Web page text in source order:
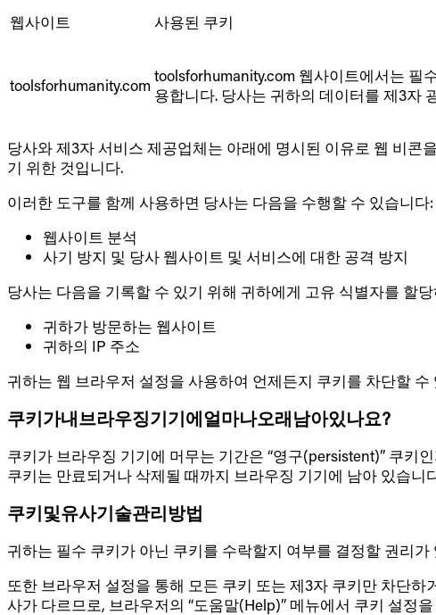
웹사이트 사용된 쿠키
toolsforhumanity.com toolsforhumanity.com 웹사이트에서는 필
용합니다. 당사는 귀하의 데이터를 제3자
당사와 제3자 서비스 제공업체는 아래에 명시된 이유로 웹 비
기 위한 것입니다.
이러한 도구를 함께 사용하면 당사는 다음을 수행할 수 있습니다:
웹사이트 분석
사기 방지 및 당사 웹사이트 및 서비스에 대한 공격 방지
당사는 다음을 기록할 수 있기 위해 귀하에게 고유 식별자를 할
귀하가 방문하는 웹사이트
귀하의 IP 주소
귀하는 웹 브라우저 설정을 사용하여 언제든지 쿠키를 차단할
쿠키가내브라우징기기에얼마나오래남아있나요?
쿠키가 브라우징 기기에 머무는 기간은 “영구(persistent)” 쿠키
쿠키는 만료되거나 삭제될 때까지 브라우징 기기에 남아 있습니
쿠키및유사기술관리방법
귀하는 필수 쿠키가 아닌 쿠키를 수락할지 여부를 결정할 권리가
또한 브라우저 설정을 통해 모든 쿠키 또는 제3자 쿠키만 차단
사가 다르므로, 브라우저의 “도움말(Help)” 메뉴에서 쿠키 설정